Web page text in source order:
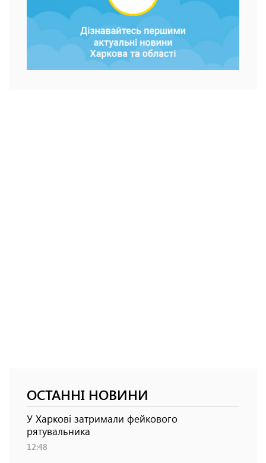
ОСТАННІ НОВИНИ
У Харкові затримали фейкового
рятувальника
12:48